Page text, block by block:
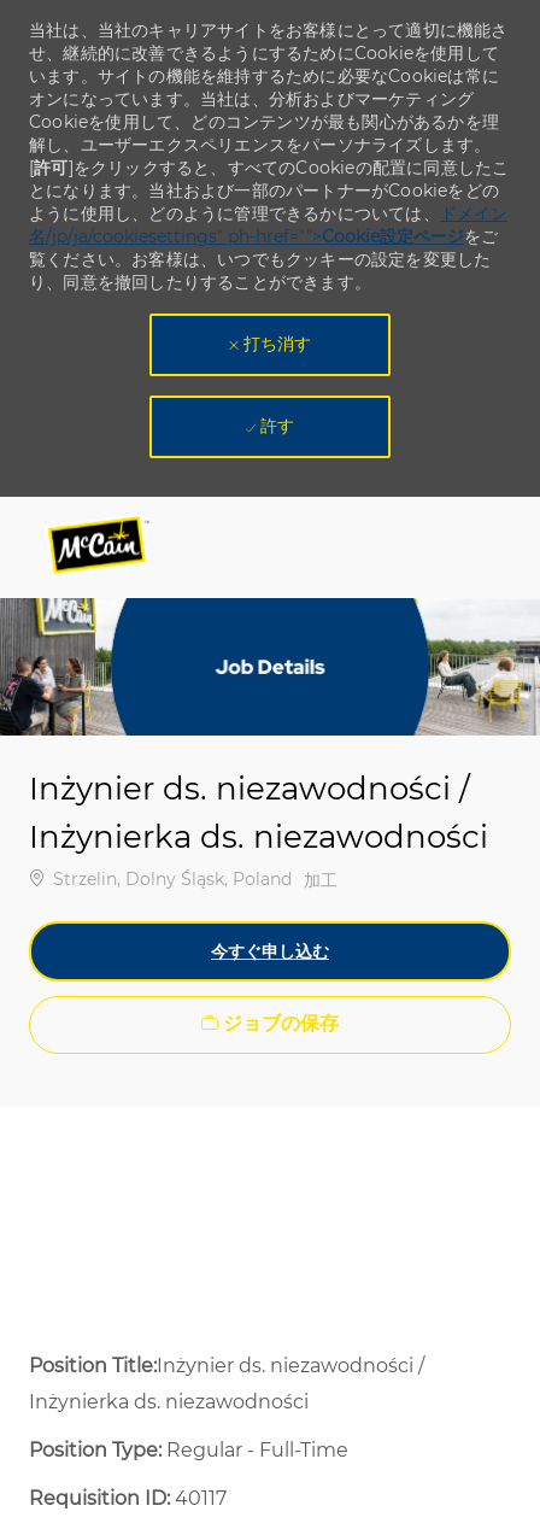
-
-
当社は、当社のキャリアサイトをお客様にとって適切に機能さ
せ、継続的に改善できるようにするためにCookieを使用して
います。サイトの機能を維持するために必要なCookieは常に
オンになっています。当社は、分析およびマーケティング
Cookieを使用して、どのコンテンツが最も関心があるかを理
解し、ユーザーエクスペリエンスをパーソナライズします。
[許可]をクリックすると、すべてのCookieの配置に同意したこ
とになります。当社および一部のパートナーがCookieをどの
ように使用し、どのように管理できるかについては、
ドメイン
名/jp/ja/cookiesettings" ph-href="">Cookie設定ページをご
覧ください。お客様は、いつでもクッキーの設定を変更した
り、同意を撤回したりすることができます。
打ち消す
許す
Inżynier ds. niezawodności /
Inżynierka ds. niezawodności
場所Strzelin, Dolny Śląsk, Poland カテゴリ
加工
今すぐ申し込む
ジョブの保存
Position Title:Inżynier ds. niezawodności /
Inżynierka ds. niezawodności
Position Type:Regular - Full-Time ​
Requisition ID:40117